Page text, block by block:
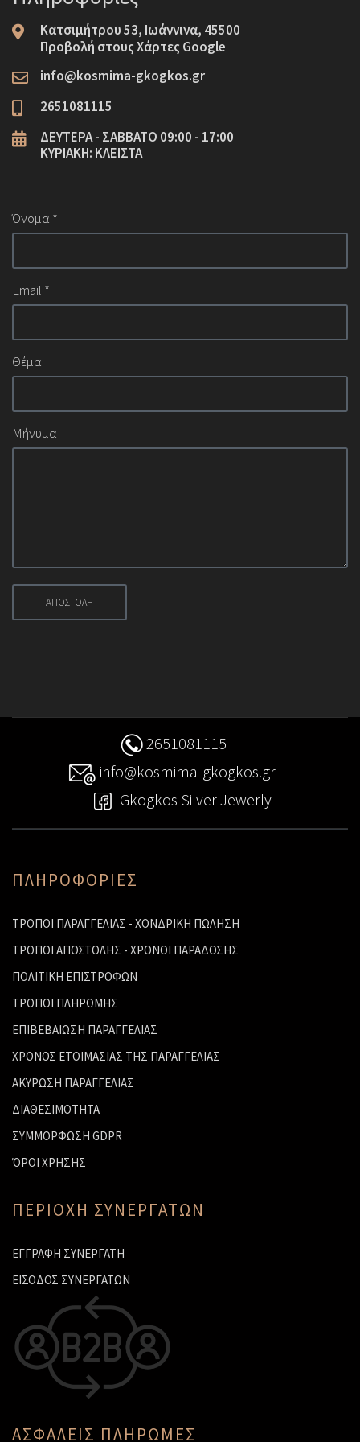
Κατσιμήτρου 53, Ιωάννινα, 45500
Προβολή στους Χάρτες Google
info@kosmima-gkogkos.gr
2651081115
ΔΕΥΤΕΡΑ - ΣΑΒΒΑΤΟ 09:00 - 17:00
ΚΥΡΙΑΚΗ: ΚΛΕΙΣΤΑ
Όνομα *
Email *
Θέμα
Μήνυμα
ΑΠΟΣΤΟΛΗ
2651081115
info@kosmima-gkogkos.gr
Gkogkos Silver Jewerly
ΠΛΗΡΟΦΟΡΙΕΣ
ΤΡΟΠΟΙ ΠΑΡΑΓΓΕΛΙΑΣ - ΧΟΝΔΡΙΚΗ ΠΩΛΗΣΗ
ΤΡΟΠΟΙ ΑΠΟΣΤΟΛΗΣ - ΧΡΟΝΟΙ ΠΑΡΑΔΟΣΗΣ
ΠΟΛΙΤΙΚΗ ΕΠΙΣΤΡΟΦΩΝ
ΤΡΟΠΟΙ ΠΛΗΡΩΜΗΣ
ΕΠΙΒΕΒΑΙΩΣΗ ΠΑΡΑΓΓΕΛΙΑΣ
ΧΡΟΝΟΣ ΕΤΟΙΜΑΣΙΑΣ ΤΗΣ ΠΑΡΑΓΓΕΛΙΑΣ
ΑΚΥΡΩΣΗ ΠΑΡΑΓΓΕΛΙΑΣ
ΔΙΑΘΕΣΙΜΟΤΗΤΑ
ΣΥΜΜΟΡΦΩΣΗ GDPR
ΌΡΟΙ ΧΡΗΣΗΣ
ΠΕΡΙΟΧΗ ΣΥΝΕΡΓΑΤΩΝ
ΕΓΓΡΑΦΗ ΣΥΝΕΡΓΑΤΗ
ΕΙΣΟΔΟΣ ΣΥΝΕΡΓΑΤΩΝ
ΑΣΦΑΛΕΙΣ ΠΛΗΡΩΜΕΣ